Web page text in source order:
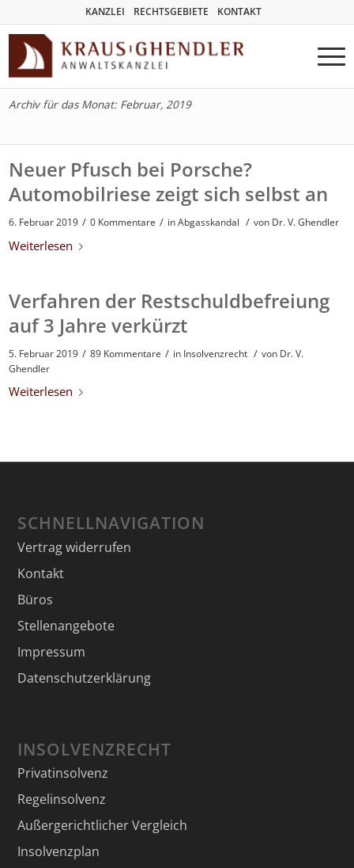
KANZLEI RECHTSGEBIETE KONTAKT
Archiv für das Monat: Februar, 2019
Neuer Pfusch bei Porsche?
Automobilriese zeigt sich selbst an
6. Februar 2019 / 0 Kommentare / inAbgasskandal / von Dr. V. Ghendler
Weiterlesen
Verfahren der Restschuldbefreiung
auf 3 Jahre verkürzt
5. Februar 2019 / 89 Kommentare / in Insolvenzrecht / von Dr. V.
Ghendler
Weiterlesen
SCHNELLNAVIGATION
Vertrag widerrufen
Kontakt
Büros
Stellenangebote
Impressum
Datenschutzerklärung
INSOLVENZRECHT
Privatinsolvenz
Regelinsolvenz
Außergerichtlicher Vergleich
Insolvenzplan